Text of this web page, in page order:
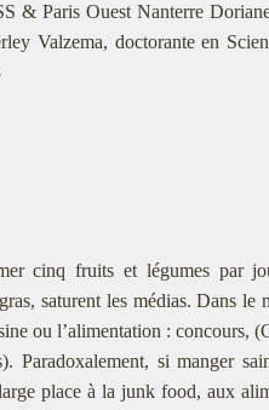
& Paris Ouest Nanterre
Valzema, doctorante en
cinq fruits et légumes par
saturent les médias. Dans le
ou l’alimentation : concours,
si manger
place à la junk food, aux